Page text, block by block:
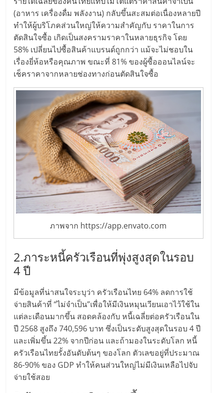
ไชส์,
ที่
ปรึกษา
แฟ
รน
ไชส์,
รวม
แฟ
รน
ไชส์
ขาย
แฟ
รน
ไชส์
แฟ
(อาหาร เครื่องดื่ม พลังงาน) กลับขึ้นสะสมต่อเนื่องหลายปี
ทำให้ผู้บริโภคส่วนใหญ่ให้ความสำคัญกับ ราคาในการ
ตัดสินใจซื้อ เกิดเป็นสงครามราคาในหลายธุรกิจ โดย
58% เปลี่ยนไปซื้อสินค้าแบรนด์ถูกกว่า แม้จะไม่ชอบใน
เรื่องยี่ห้อหรือคุณภาพ ขณะที่ 81% ของผู้ซื้อออนไลน์จะ
เช็คราคาจากหลายช่องทางก่อนตัดสินใจซื้อ
ภาพจาก https://app.envato.com
2.ภาระหนี้ครัวเรือนที่พุ่งสูงสุดในรอบ
4 ปี
มีข้อมูลที่น่าสนใจระบุว่า ครัวเรือนไทย 64% ลดการใช้
จ่ายสินค้าที่ “ไม่จำเป็น”เพื่อให้มีเงินหมุนเวียนเอาไว้ใช้ใน
แต่ละเดือนมากขึ้น สอดคล้องกับ หนี้เฉลี่ยต่อครัวเรือนใน
ปี 2568 สูงถึง 740,596 บาท ซึ่งเป็นระดับสูงสุดในรอบ 4 ปี
และเพิ่มขึ้น 22% จากปีก่อน และถ้ามองในระดับโลก หนี้
ครัวเรือนไทยรั้งอันดับต้นๆ ของโลก ตัวเลขอยู่ที่ประมาณ
86-90% ของ GDP ทำให้คนส่วนใหญ่ไม่มีเงินเหลือไปจับ
จ่ายใช้สอย